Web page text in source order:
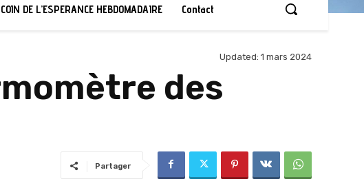
DE L’ESPERANCE HEBDOMADAIRE Contact
Updated: 1 mars 2024
des
Partager